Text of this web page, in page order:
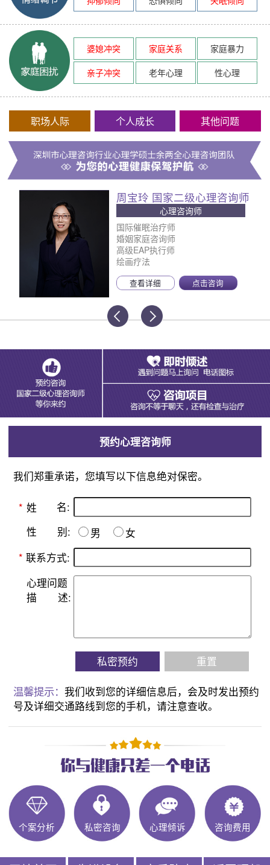
婆媳冲突 家庭关系
家庭暴力
亲子冲突
老年心理 性心理
职场人际 个人成长 其他问题
周宝玲 国家二级心理咨询师
心理咨询师
国际催眠治疗师
婚姻家庭咨询师
高级EAP执行师
绘画疗法
查看详细 点击咨询
预约心理咨询师
我们郑重承诺，您填写以下信息绝对保密。
* 姓 名:
性 别: 男
女
* 联系方式:
心理问题
描
述:
私密预约 重置
温馨提示：我们收到您的详细信息后，会及时发出预约
号及详细交通路线到您的手机，请注意查收。
个案分析 私密咨询 心理倾诉 咨询费用